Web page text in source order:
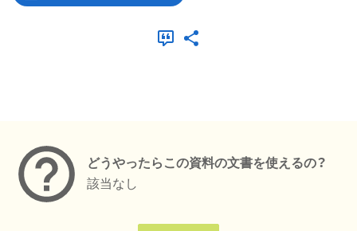
どうやったらこの資料の文書を使えるの？
該当なし